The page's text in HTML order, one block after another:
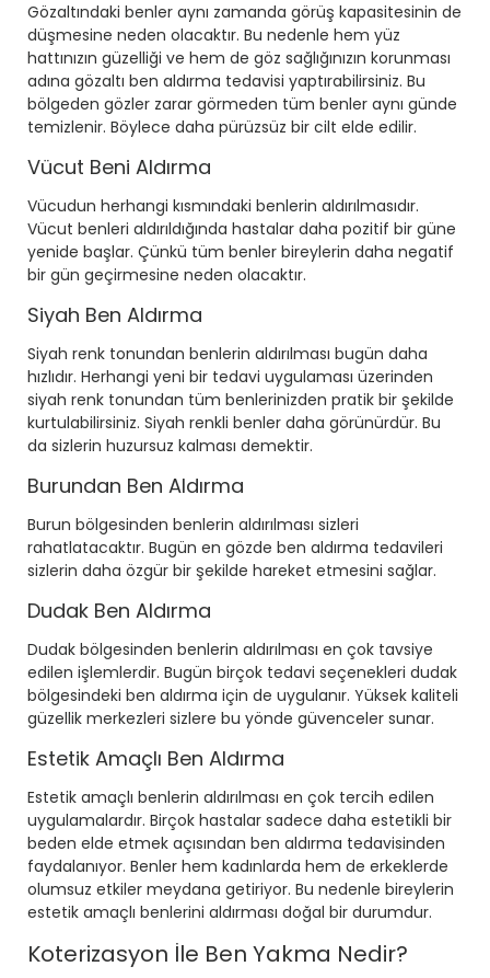
Gözaltındaki benler aynı zamanda görüş kapasitesinin de
düşmesine neden olacaktır. Bu nedenle hem yüz
hattınızın güzelliği ve hem de göz sağlığınızın korunması
adına gözaltı ben aldırma tedavisi yaptırabilirsiniz. Bu
bölgeden gözler zarar görmeden tüm benler aynı günde
temizlenir. Böylece daha pürüzsüz bir cilt elde edilir.
Vücut Beni Aldırma
Vücudun herhangi kısmındaki benlerin aldırılmasıdır.
Vücut benleri aldırıldığında hastalar daha pozitif bir güne
yenide başlar. Çünkü tüm benler bireylerin daha negatif
bir gün geçirmesine neden olacaktır.
Siyah Ben Aldırma
Siyah renk tonundan benlerin aldırılması bugün daha
hızlıdır. Herhangi yeni bir tedavi uygulaması üzerinden
siyah renk tonundan tüm benlerinizden pratik bir şekilde
kurtulabilirsiniz. Siyah renkli benler daha görünürdür. Bu
da sizlerin huzursuz kalması demektir.
Burundan Ben Aldırma
Burun bölgesinden benlerin aldırılması sizleri
rahatlatacaktır. Bugün en gözde ben aldırma tedavileri
sizlerin daha özgür bir şekilde hareket etmesini sağlar.
Dudak Ben Aldırma
Dudak bölgesinden benlerin aldırılması en çok tavsiye
edilen işlemlerdir. Bugün birçok tedavi seçenekleri dudak
bölgesindeki ben aldırma için de uygulanır. Yüksek kaliteli
güzellik merkezleri sizlere bu yönde güvenceler sunar.
Estetik Amaçlı Ben Aldırma
Estetik amaçlı benlerin aldırılması en çok tercih edilen
uygulamalardır. Birçok hastalar sadece daha estetikli bir
beden elde etmek açısından ben aldırma tedavisinden
faydalanıyor. Benler hem kadınlarda hem de erkeklerde
olumsuz etkiler meydana getiriyor. Bu nedenle bireylerin
estetik amaçlı benlerini aldırması doğal bir durumdur.
Koterizasyon İle Ben Yakma Nedir?